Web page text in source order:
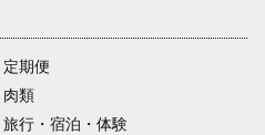
定期便
肉類
旅行・宿泊・体験